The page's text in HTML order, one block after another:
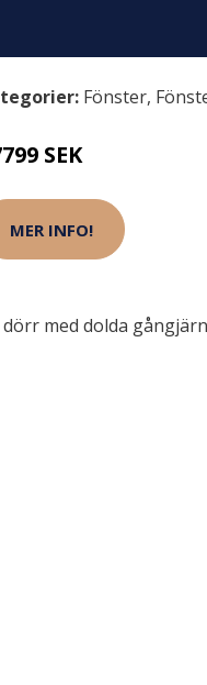
Fönster,
SEK
MER INFO!
dörr med dolda